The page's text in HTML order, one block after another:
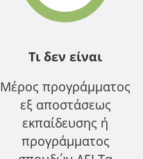
Τι δεν είναι
Μέρος προγράμματος
εξ αποστάσεως
εκπαίδευσης ή
προγράμματος